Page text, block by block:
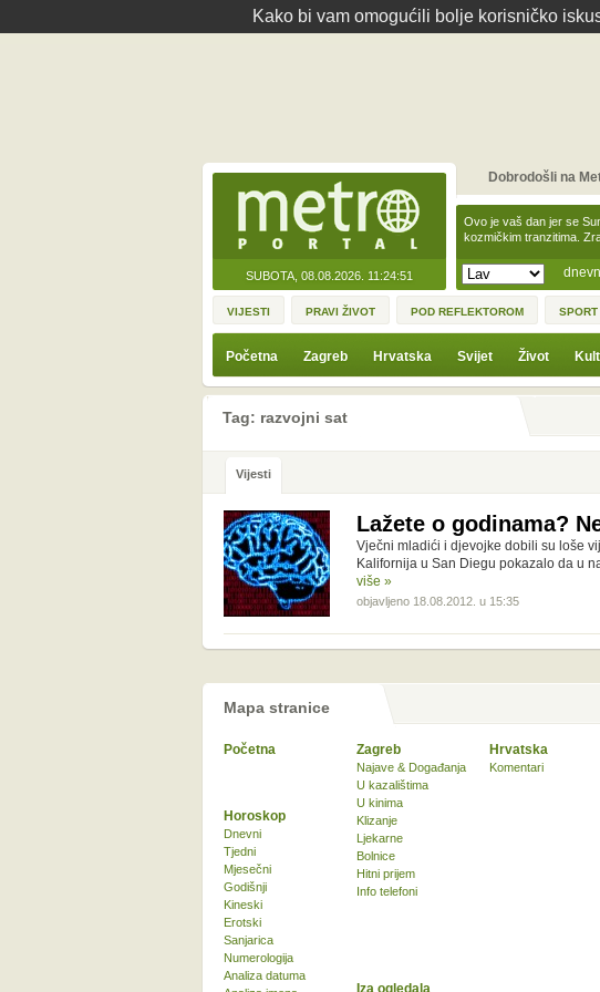
Kako bi vam omogućili bolje korisničko
SUBOTA, 08.08.2026. 11:24:51
Ovo je vaš dan jer se
kozmičkim tranzitima.
Dobrodošli na
VIJESTI PRAVI ŽIVOT POD REFLEKTOROM SPORT
Početna Zagreb Hrvatska Svijet Život
Tag: razvojni sat
Vijesti
Lažete o godinama?
Vječni mladići i djevojke dobili su loše
Kalifornija u San Diegu pokazalo da u
više »
objavljeno 18.08.2012. u 15:35
Mapa stranice
Početna Zagreb
Najave & Događanja
U kazalištima
U kinima
Klizanje
Ljekarne
Bolnice
Hitni prijem
Info telefoni
Hrvatska
Komentari
Horoskop
Dnevni
Tjedni
Mjesečni
Godišnji
Kineski
Erotski
Sanjarica
Numerologija
Analiza datuma
Iza ogledala